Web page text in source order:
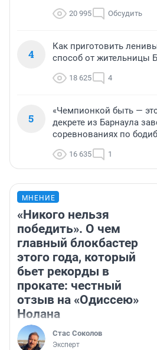
20 995 Обсудить
4
Как приготовить
способ от жительницы
18 625 4
5
«Чемпионкой быть —
декрете из Барнаула
соревнованиях по
16 635 1
МНЕНИЕ
«Никого нельзя
победить». О чем
главный блокбастер
этого года, который
бьет рекорды в
прокате: честный
отзыв на «Одиссею»
Нолана
Стас Соколов
Эксперт